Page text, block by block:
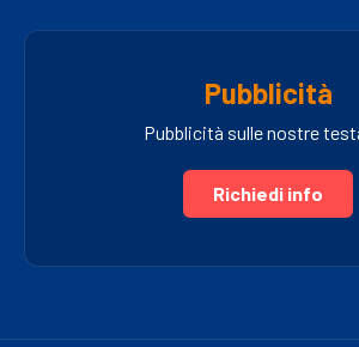
Pubblicità
Pubblicità sulle nostre
Richiedi info